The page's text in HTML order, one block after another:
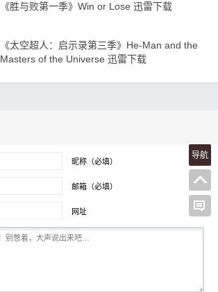
《胜与败第一季》Win or Lose 迅雷下载
《太空超人：启示录第三季》He-Man and the
Masters of the Universe 迅雷下载
昵称（必填）
邮箱（必填）
网址
导航